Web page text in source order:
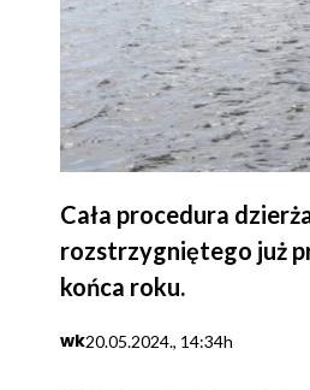
Cała procedura
rozstrzygniętego już
końca roku.
wk20.05.2024., 14:34h